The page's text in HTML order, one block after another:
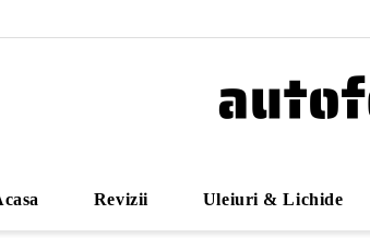
Revizii Uleiuri & Lichide